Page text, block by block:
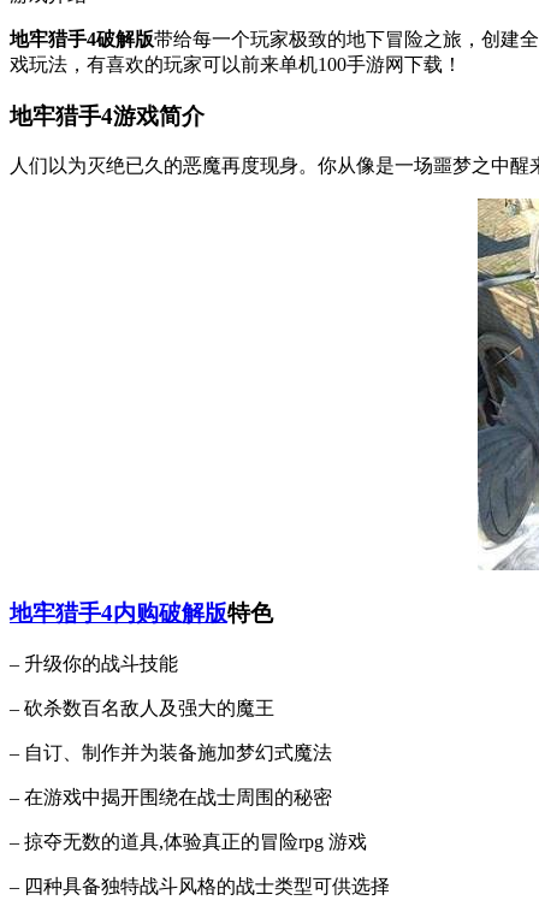
地牢猎手4破解版带给每一个玩家极致的地下冒险之旅，创建
戏玩法，有喜欢的玩家可以前来单机100手游网下载！
地牢猎手4游戏简介
人们以为灭绝已久的恶魔再度现身。你从像是一场噩梦之中
地牢猎手4内购破解版特色
– 升级你的战斗技能
– 砍杀数百名敌人及强大的魔王
– 自订、制作并为装备施加梦幻式魔法
– 在游戏中揭开围绕在战士周围的秘密
– 掠夺无数的道具,体验真正的冒险rpg 游戏
– 四种具备独特战斗风格的战士类型可供选择